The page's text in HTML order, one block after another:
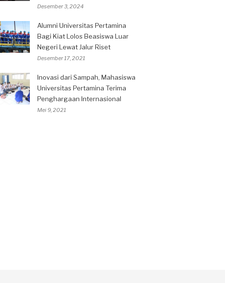
Desember 3, 2024
Alumni Universitas Pertamina
Bagi Kiat Lolos Beasiswa Luar
Negeri Lewat Jalur Riset
Desember 17, 2021
Inovasi dari Sampah, Mahasiswa
Universitas Pertamina Terima
Penghargaan Internasional
Mei 9, 2021